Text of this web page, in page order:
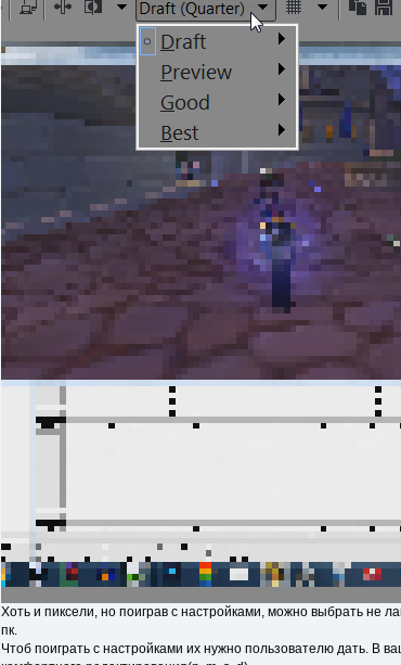
Хоть и пиксели, но поиграв с настройками, можно выбрать не
пк.
Чтоб поиграть с настройками их нужно пользователю дать. В